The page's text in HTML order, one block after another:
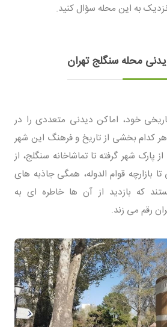
به این محله سؤال کنید.
محله سنگلج تهران
خود، اماکن دیدنی متعددی را در
کدام بخشی از تاریخ و فرهنگ این شهر
پارک شهر گرفته تا تماشاخانه سنگلج، از
بازارچه قوام‌ الدوله، همگی جاذبه‌ های
که بازدید از آن‌ ها خاطره‌ ای به
رقم می‌ زند.